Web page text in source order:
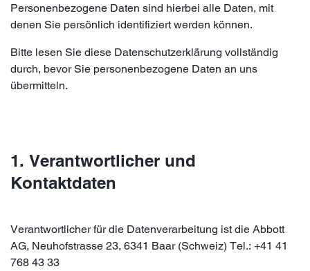
Personenbezogene Daten sind hierbei alle Daten, mit
denen Sie persönlich identifiziert werden können.
Bitte lesen Sie diese Datenschutzerklärung vollständig
durch, bevor Sie personenbezogene Daten an uns
übermitteln.
1. Verantwortlicher und
Kontaktdaten
Verantwortlicher für die Datenverarbeitung ist die Abbott
AG, Neuhofstrasse 23, 6341 Baar (Schweiz) Tel.: +41 41
768 43 33